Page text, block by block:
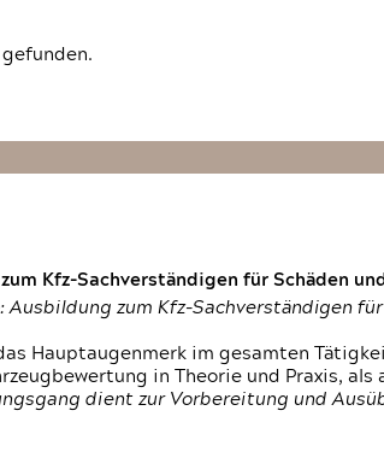
Kfz-Sachverständigen für Schäden
Ausbildung zum Kfz-Sachverständigen
Hauptaugenmerk im gesamten
in Theorie und Praxis,
dient zur Vorbereitung und